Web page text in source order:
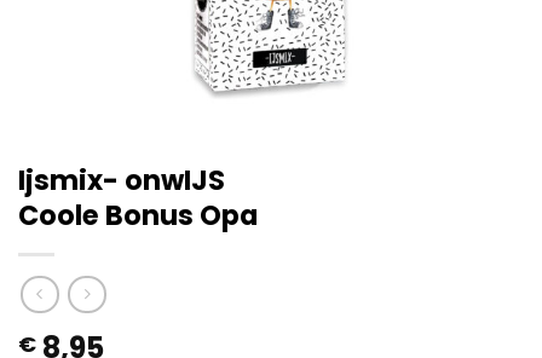
Ijsmix- onwIJS
Coole Bonus Opa
€ 8,95